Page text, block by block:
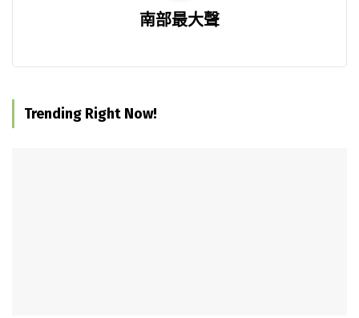
南部最大聲
Trending Right Now!